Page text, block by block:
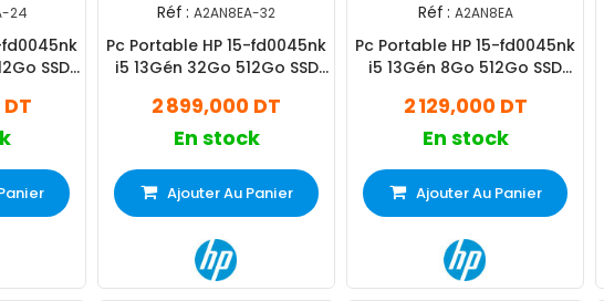
24
fd0045nk
SSD
Réf : A2AN8EA-32
Pc Portable HP 15-fd0045nk
i5 13Gén 32Go 512Go SSD
2 899,000 DT
En stock
Ajouter Au Panier
Réf : A2AN8EA
Pc Portable HP 15-fd0045nk
i5 13Gén 8Go 512Go SSD
2 129,000 DT
En stock
Ajouter Au Panier